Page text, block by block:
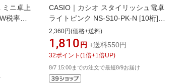
ニ卓上
税率対
CASIO｜カシオ スタイリッシュ電卓
ライトピンク NS-S10-PK-N [10桁]
[NSS10PKN]
2,360円(価格+送料)
1,810 円 +送料550円
32ポイント (1 倍+1 倍UP)
8/7 15:00までの注文で最短8/9お届け